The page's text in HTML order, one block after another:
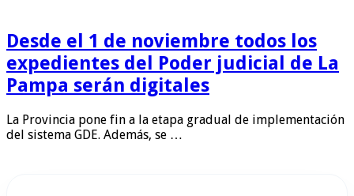
Desde el 1 de noviembre todos los
expedientes del Poder judicial de La
Pampa serán digitales
La Provincia pone fin a la etapa gradual de implementación
del sistema GDE. Además, se …